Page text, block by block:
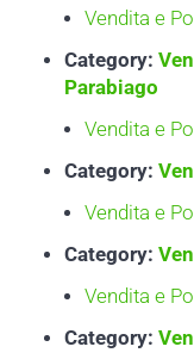
Vendita e
Category:
Parabiago
Vendita e
Category:
Vendita e
Category:
Vendita e
Category: